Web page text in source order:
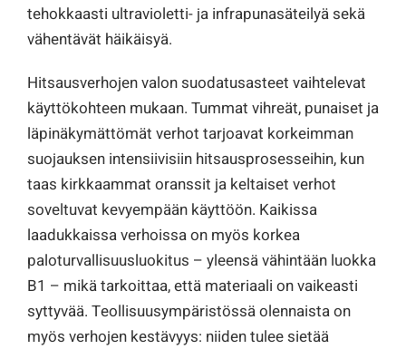
tehokkaasti ultravioletti- ja infrapunasäteilyä sekä
vähentävät häikäisyä.
Hitsausverhojen valon suodatusasteet vaihtelevat
käyttökohteen mukaan. Tummat vihreät, punaiset ja
läpinäkymättömät verhot tarjoavat korkeimman
suojauksen intensiivisiin hitsausprosesseihin, kun
taas kirkkaammat oranssit ja keltaiset verhot
soveltuvat kevyempään käyttöön. Kaikissa
laadukkaissa verhoissa on myös korkea
paloturvallisuusluokitus – yleensä vähintään luokka
B1 – mikä tarkoittaa, että materiaali on vaikeasti
syttyvää. Teollisuusympäristössä olennaista on
myös verhojen kestävyys: niiden tulee sietää